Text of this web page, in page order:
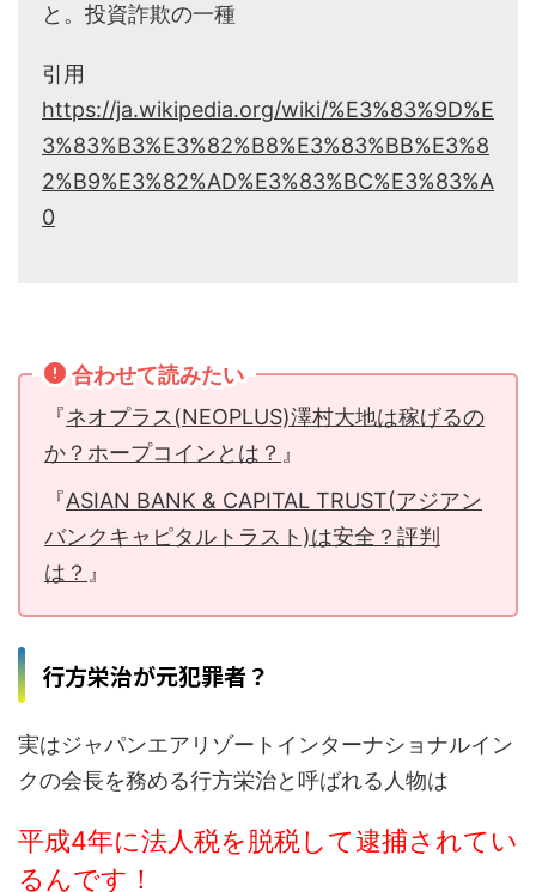
と。投資詐欺の一種
引用
https://ja.wikipedia.org/wiki/%E3%83%9D%E
3%83%B3%E3%82%B8%E3%83%BB%E3%8
2%B9%E3%82%AD%E3%83%BC%E3%83%A
0
合わせて読みたい
『ネオプラス(NEOPLUS)澤村大地は稼げるの
か？ホープコインとは？ 』
『ASIAN BANK & CAPITAL TRUST(アジアン
バンクキャピタルトラスト)は安全？評判
は？ 』
行方栄治が元犯罪者？
実はジャパンエアリゾートインターナショナルイン
クの会長を務める行方栄治と呼ばれる人物は
平成4年に法人税を脱税して逮捕されてい
るんです！